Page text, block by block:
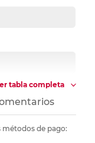
tabla completa
métodos de pago: